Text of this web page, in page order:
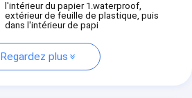
l'intérieur du papier 1.waterproof,
extérieur de feuille de plastique, puis
dans l'intérieur de papi
Regardez plus